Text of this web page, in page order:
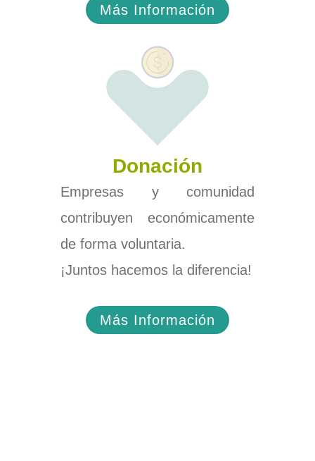
Más Información
Donación
Empresas y comunidad
contribuyen económicamente
de forma voluntaria.
¡Juntos hacemos la diferencia!
Más Información